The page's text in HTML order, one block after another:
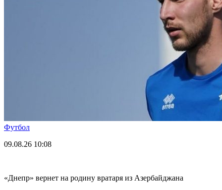
Футбол
09.08.26 10:08
«Днепр» вернет на родину вратаря из Азербайджана